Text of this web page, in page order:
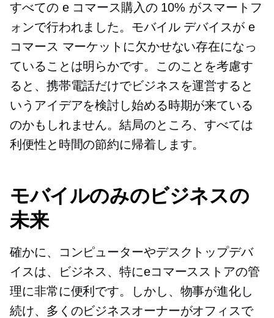
すべての e コマース購入の 10% がスマートフ
ォンで行われました。モバイル デバイスが e
コマース マーケットに欠かせない存在になっ
ていることは明らかです。このことを考慮す
ると、携帯電話だけでビジネスを運営すると
いうアイデアを検討し始める時期が来ている
のかもしれません。結局のところ、すべては
利便性と時間の節約に帰着します。
モバイルのみのビジネスの
未来
確かに、コンピューターやデスクトップデバ
イスは、ビジネス、特にeコマースストアの管
理に非常に便利です。しかし、物事が進化し
続け、多くのビジネスオーナーがオフィスで